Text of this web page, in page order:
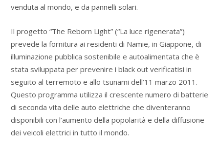
venduta al mondo, e da pannelli solari.
Il progetto “The Reborn Light” (“La luce rigenerata”)
prevede la fornitura ai residenti di Namie, in Giappone, di
illuminazione pubblica sostenibile e autoalimentata che è
stata sviluppata per prevenire i black out verificatisi in
seguito al terremoto e allo tsunami dell’11 marzo 2011.
Questo programma utilizza il crescente numero di batterie
di seconda vita delle auto elettriche che diventeranno
disponibili con l’aumento della popolarità e della diffusione
dei veicoli elettrici in tutto il mondo.